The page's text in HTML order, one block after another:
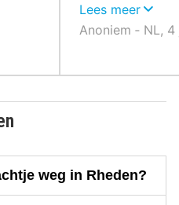
prettige
Lees meer
Anoniem ‐ NL,
weg in Rheden?